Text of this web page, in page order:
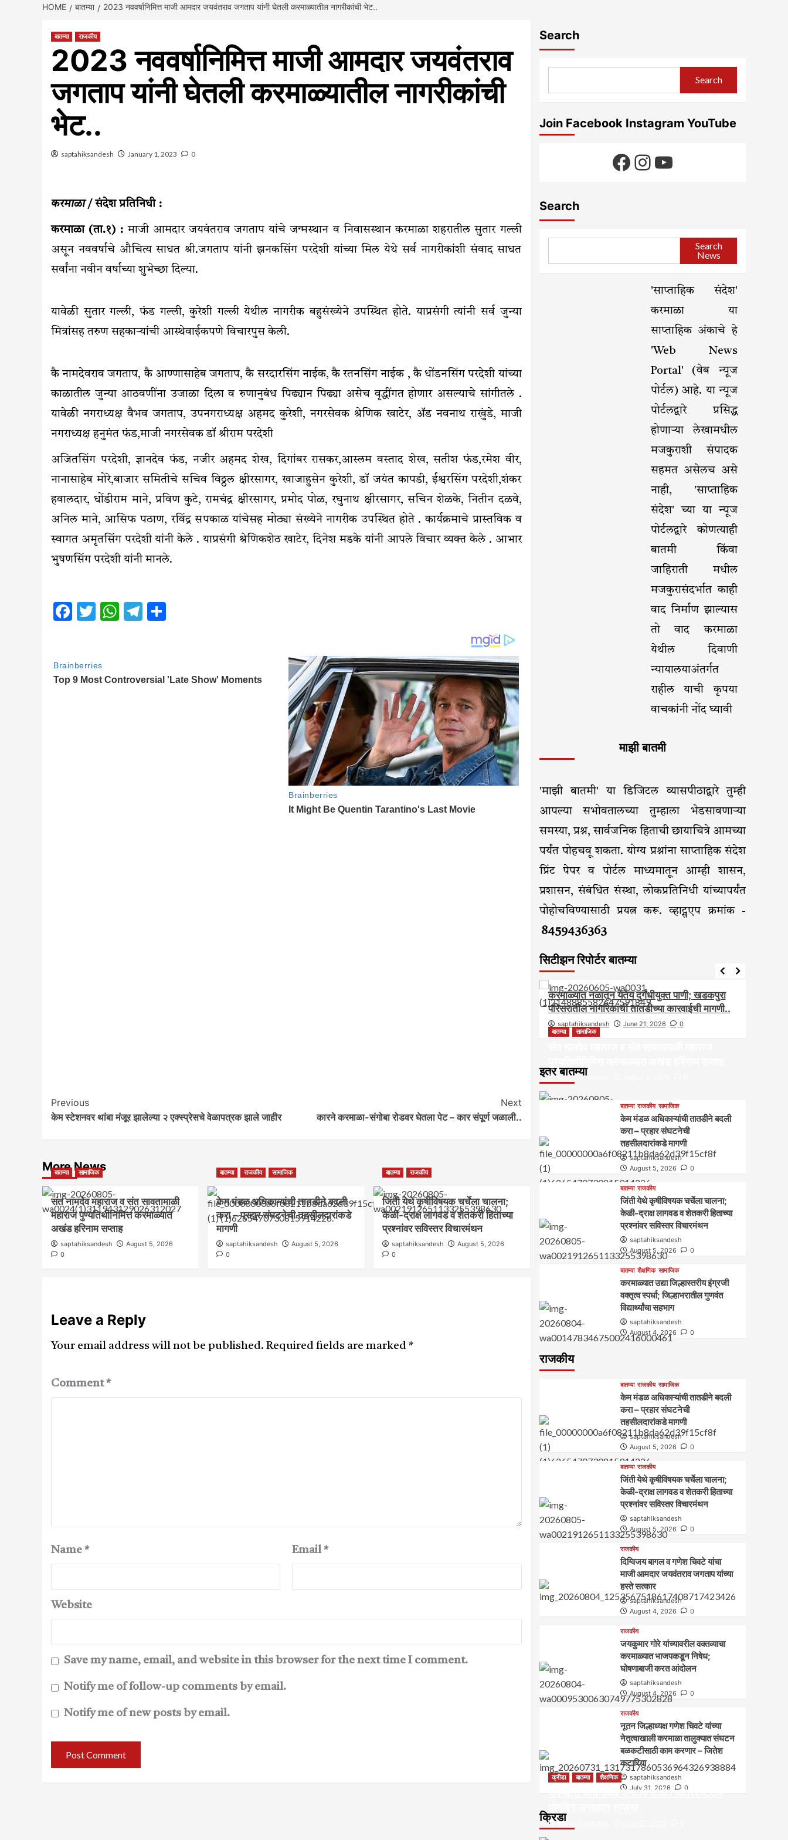
HOME बातम्या 2023 नववर्षानिमित्त माजी आमदार जयवंतराव जगताप यांनी घेतली करमाळ्यातील नागरीकांची भेट..
बातम्या राजकीय
2023 नववर्षानिमित्त माजी आमदार जयवंतराव
जगताप यांनी घेतली करमाळ्यातील नागरीकांची
भेट..
saptahiksandesh January 1, 2023 0
करमाळा/ संदेश प्रतिनिधी :
करमाळा (ता.१) : माजी आमदार जयवंतराव जगताप यांचे जन्मस्थान व निवासस्थान करमाळा शहरातील सुतार गल्ली
असून नववर्षाचे औचित्य साधत श्री.जगताप यांनी झनकसिंग परदेशी यांच्या मिल येथे सर्व नागरीकांशी संवाद साधत
सर्वांना नवीन वर्षाच्या शुभेच्छा दिल्या.
यावेळी सुतार गल्ली, फंड गल्ली, कुरेशी गल्ली येथील नागरीक बहुसंख्येने उपस्थित होते. याप्रसंगी त्यांनी सर्व जुन्या
मित्रांसह तरुण सहकार्‍यांची आस्थेवाईकपणे विचारपुस केली.
कै नामदेवराव जगताप, कै आण्णासाहेब जगताप, कै सरदारसिंग नाईक, कै रतनसिंग नाईक , कै धोंडनसिंग परदेशी यांच्या
काळातील जुन्या आठवणींना उजाळा दिला व रुणानुबंध पिढ्यान पिढ्या असेच वृद्धींगत होणार असल्याचे सांगीतले .
यावेळी नगराध्यक्ष वैभव जगताप, उपनगराध्यक्ष अहमद कुरेशी, नगरसेवक श्रेणिक खाटेर, ॲड नवनाथ राखुंडे, माजी
नगराध्यक्ष हनुमंत फंड,माजी नगरसेवक डॉ श्रीराम परदेशी
अजितसिंग परदेशी, ज्ञानदेव फंड, नजीर अहमद शेख, दिगांबर रासकर,आस्लम वस्ताद शेख, सतीश फंड,रमेश वीर,
नानासाहेब मोरे,बाजार समितीचे सचिव विठ्ठल क्षीरसागर, खाजाहुसेन कुरेशी, डॉ जयंत कापडी, ईश्वरसिंग परदेशी,शंकर
हवालदार, धोंडीराम माने, प्रविण कुटे, रामचंद्र क्षीरसागर, प्रमोद पोळ, रघुनाथ क्षीरसागर, सचिन शेळके, नितीन दळवे,
अनिल माने, आसिफ पठाण, रविंद्र सपकाळ यांचेसह मोठ्या संख्येने नागरीक उपस्थित होते . कार्यक्रमाचे प्रास्तविक व
स्वागत अमृतसिंग परदेशी यांनी केले . याप्रसंगी श्रेणिकशेठ खाटेर, दिनेश मडके यांनी आपले विचार व्यक्त केले . आभार
भुषणसिंग परदेशी यांनी मानले.
Facebook
Twitter
WhatsApp
Telegram
Post
Navigation
Previous
केम स्टेशनवर थांबा मंजूर झालेल्या २ एक्स्प्रेसचे वेळापत्रक झाले जाहीर
Next
कारने करमाळा-संगोबा रोडवर घेतला पेट – कार संपूर्ण जळाली..
More News
बातम्या सामाजिक
संत नामदेव महाराज व संत सावतामाळी
महाराज पुण्यतिथीनिमित्त करमाळ्यात
अखंड हरिनाम सप्ताह
saptahiksandesh
August 5, 2026
0
बातम्या राजकीय सामाजिक
केम मंडळ अधिकाऱ्यांची तातडीने बदली
करा – प्रहार संघटनेची तहसीलदारांकडे
मागणी
saptahiksandesh
August 5, 2026
0
बातम्या राजकीय
जिंती येथे कृषीविषयक चर्चेला चालना;
केळी-द्राक्ष लागवड व शेतकरी हिताच्या
प्रश्नांवर सविस्तर विचारमंथन
saptahiksandesh
August 5, 2026
0
Leave a Reply
Your email address will not be published. Required fields are marked *
Comment*
Name * Email*
Website
Save my name, email, and website in this browser for the next time I comment.
Notify me of follow-up comments by email.
Notify me of new posts by email.
Search
Search
Join Facebook Instagram YouTube
Facebook
Instagram
YouTube
Search
Search
News
'साप्ताहिक संदेश'
करमाळा या
साप्ताहिक अंकाचे हे
'Web News
Portal' (वेब न्यूज
पोर्टल) आहे. या न्यूज
पोर्टलद्वारे प्रसिद्ध
होणाऱ्या लेखामधील
मजकुराशी संपादक
सहमत असेलच असे
नाही, 'साप्ताहिक
संदेश' च्या या न्यूज
पोर्टलद्वारे कोणत्याही
बातमी किंवा
जाहिराती मधील
मजकुरासंदर्भात काही
वाद निर्माण झाल्यास
तो वाद करमाळा
येथील दिवाणी
न्यायालयाअंतर्गत
राहील याची कृपया
वाचकांनी नोंद घ्यावी
माझी बातमी
'माझी बातमी' या डिजिटल व्यासपीठाद्वारे तुम्ही
आपल्या सभोवतालच्या तुम्हाला भेडसावणाऱ्या
समस्या, प्रश्न, सार्वजनिक हिताची छायाचित्रे आमच्या
पर्यंत पोहचवू शकता. योग्य प्रश्नांना साप्ताहिक संदेश
प्रिंट पेपर व पोर्टल माध्यमातून आम्ही शासन,
प्रशासन, संबंधित संस्था, लोकप्रतिनिधी यांच्यापर्यंत
पोहोचविण्यासाठी प्रयत्न करू. व्हाट्सएप क्रमांक -
8459436363
सिटीझन रिपोर्टर बातम्या
आरोग्य आवाज जनतेचा बातम्या
करमाळ्यात नळातून येतेय दुर्गंधीयुक्त पाणी; खडकपुरा
परिसरातील नागरिकांची तातडीच्या कारवाईची मागणी..
saptahiksandesh June 21, 2026 0
इतर बातम्या
बातम्या सामाजिक
saptahiksandesh
बातम्या राजकीय सामाजिक
केम मंडळ अधिकाऱ्यांची तातडीने बदली
करा – प्रहार संघटनेची
तहसीलदारांकडे मागणी
saptahiksandesh
August 5, 2026
0
बातम्या राजकीय
जिंती येथे कृषीविषयक चर्चेला चालना;
केळी-द्राक्ष लागवड व शेतकरी हिताच्या
प्रश्नांवर सविस्तर विचारमंथन
saptahiksandesh
August 5, 2026
0
बातम्या शैक्षणिक सामाजिक
करमाळ्यात उद्या जिल्हास्तरीय इंग्रजी
वक्तृत्व स्पर्धा; जिल्हाभरातील गुणवंत
विद्यार्थ्यांचा सहभाग
saptahiksandesh
August 4, 2026
0
राजकीय
बातम्या राजकीय सामाजिक
केम मंडळ अधिकाऱ्यांची तातडीने बदली
करा – प्रहार संघटनेची
तहसीलदारांकडे मागणी
saptahiksandesh
August 5, 2026
0
बातम्या राजकीय
जिंती येथे कृषीविषयक चर्चेला चालना;
केळी-द्राक्ष लागवड व शेतकरी हिताच्या
प्रश्नांवर सविस्तर विचारमंथन
saptahiksandesh
August 5, 2026
0
राजकीय
दिग्विजय बागल व गणेश चिवटे यांचा
माजी आमदार जयवंतराव जगताप यांच्या
हस्ते सत्कार
saptahiksandesh
August 4, 2026
0
राजकीय
जयकुमार गोरे यांच्यावरील वक्तव्याचा
करमाळ्यात भाजपकडून निषेध;
घोषणाबाजी करत आंदोलन
saptahiksandesh
August 4, 2026
0
राजकीय
नूतन जिल्हाध्यक्ष गणेश चिवटे यांच्या
नेतृत्वाखाली करमाळा तालुक्यात संघटन
बळकटीसाठी काम करणार – जितेश
कटारिया
saptahiksandesh
July 31, 2026
0
क्रिडा
क्रीडा बातम्या शैक्षणिक
पीएमश्री साधनाबाई जगताप शाळेत आंतरराष्ट्रीय
saptahiksandesh